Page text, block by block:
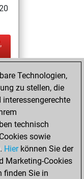
Technologien,
zu stellen, die
technisch
sowie
Hierkönnen Sie der
Marketing-Cookies
finden Sie in